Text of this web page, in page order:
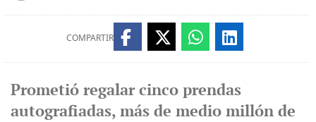
COMPARTIR
Prometió regalar cinco prendas
autografiadas, más de medio millón de